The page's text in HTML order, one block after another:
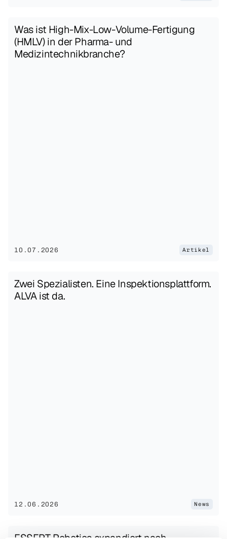
Was ist High-Mix-Low-Volume-Fertigung
(HMLV) in der Pharma- und
Medizintechnikbranche?
10.07.2026 Artikel
Zwei Spezialisten. Eine Inspektionsplattform.
ALVA ist da.
12.06.2026 News